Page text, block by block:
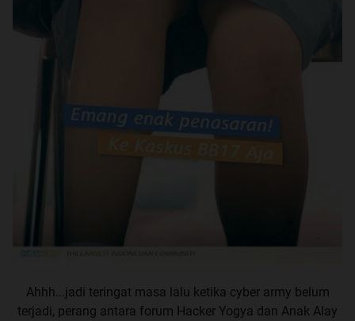
Ahhh...jadi teringat masa lalu ketika cyber army belum
terjadi, perang antara forum Hacker Yogya dan Anak Alay